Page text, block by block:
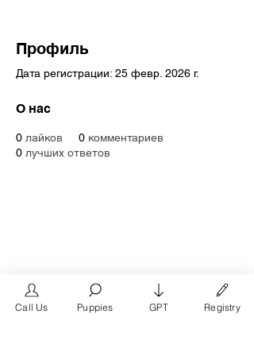
Профиль
Дата регистрации: 25 февр. 2026 г.
О нас
0 лайков 0 комментариев
0 лучших ответов
Call Us Puppies GPT Registry